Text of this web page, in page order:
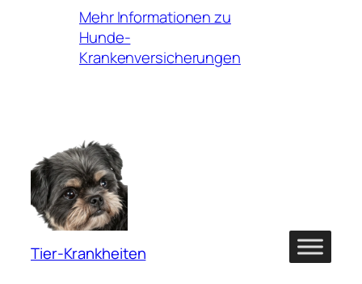
Mehr Informationen zu
Hunde-
Krankenversicherungen
Tier-Krankheiten